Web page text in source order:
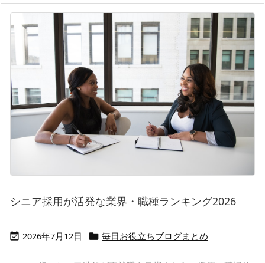
シニア採用が活発な業界・職種ランキング2026
 2026年7月12日  毎日お役立ちブログまとめ